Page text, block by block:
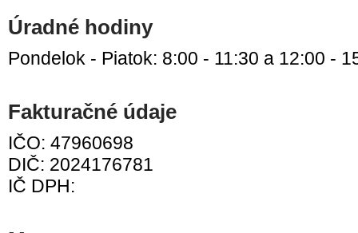
Úradné hodiny
Pondelok - Piatok: 8:00 - 11:30 a 12:00 -
Fakturačné údaje
IČO: 47960698
DIČ: 2024176781
IČ DPH: